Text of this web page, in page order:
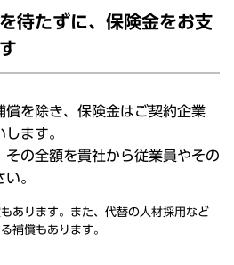
待たずに、保険金をお支
償を除き、保険金はご契約企業
ます。
その全額を貴社から従業員やその
。
あります。また、代替の人材採用など
補償もあります。